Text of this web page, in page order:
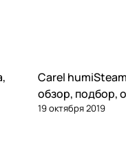
Увлажнение
Carel
обзор, подбор,
19 октября 2019